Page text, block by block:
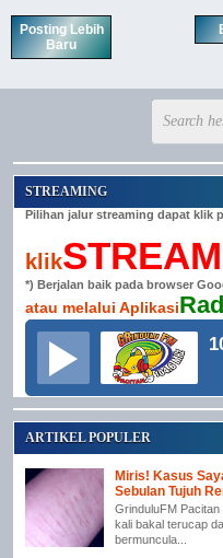
Posting Lebih
Baru
STREAMING
Pilihan jalur streaming dapat klik
klik
*) Berjalan baik pada browser
atau melalui Aplikasi
ARTIKEL POPULER
Miris! Kasus
Sebulan Tujuh
GrinduluFM
kali bakal terucap
bermuncula...